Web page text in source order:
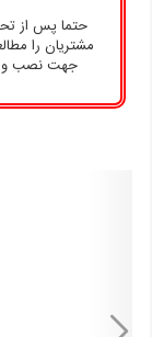
حتما پس از
مشتریان را
جهت نصب و